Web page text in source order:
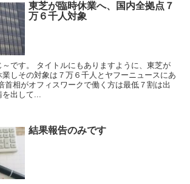
東芝が臨時休業へ、国内全拠点７
万６千人対象
～です。 タイトルにもありますように、東芝が
しその対象は７万６千人とヤフーニュースにあ
首相がオフィスワークで働く方は最低７割は出
出して...
結果報告のみです